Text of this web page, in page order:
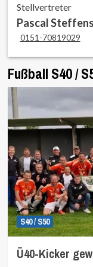
Fußball S40 /
S40 / S50
Ü40-Kicker
Stellvertreter
Pascal Steffens
0151-70819029